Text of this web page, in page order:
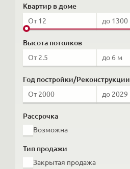
Квартир в доме
Высота потолков
Год постройки/Реконструкции
Рассрочка
Возможна
Тип продажи
Закрытая продажа